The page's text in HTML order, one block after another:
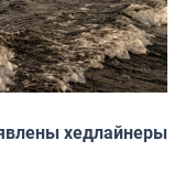
хедлайнеры